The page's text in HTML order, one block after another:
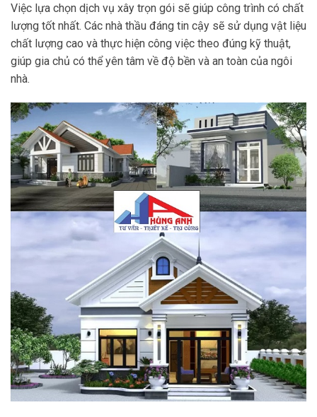
Việc lựa chọn dịch vụ xây trọn gói sẽ giúp công trình có chất
lượng tốt nhất. Các nhà thầu đáng tin cậy sẽ sử dụng vật liệu
chất lượng cao và thực hiện công việc theo đúng kỹ thuật,
giúp gia chủ có thể yên tâm về độ bền và an toàn của ngôi
nhà.